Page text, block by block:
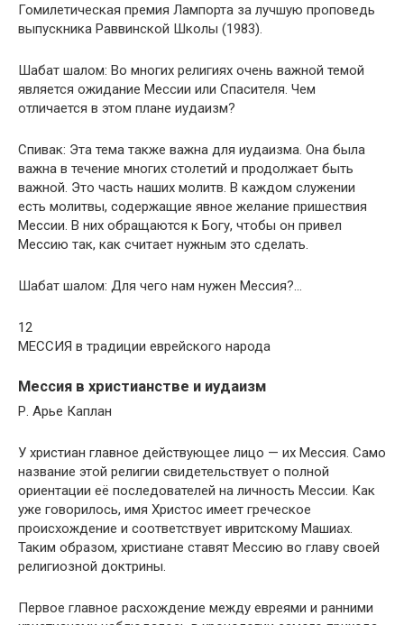
Гомилетическая премия Лампорта за лучшую проповедь
выпускника Раввинской Школы (1983).
Шабат шалом: Во многих религиях очень важной темой
является ожидание Мессии или Спасителя. Чем
отличается в этом плане иудаизм?
Спивак: Эта тема также важна для иудаизма. Она была
важна в течение многих столетий и продолжает быть
важной. Это часть наших молитв. В каждом служении
есть молитвы, содержащие явное желание пришествия
Мессии. В них обращаются к Богу, чтобы он привел
Мессию так, как считает нужным это сделать.
Шабат шалом: Для чего нам нужен Мессия?…
12
МЕССИЯ в традиции еврейского народа
Мессия в христианстве и иудаизм
Р. Арье Каплан
У христиан главное действующее лицо — их Мессия. Само
название этой религии свидетельствует о полной
ориентации её последователей на личность Мессии. Как
уже говорилось, имя Христос имеет греческое
происхождение и соответствует ивритскому Машиах.
Таким образом, христиане ставят Мессию во главу своей
религиозной доктрины.
Первое главное расхождение между евреями и ранними